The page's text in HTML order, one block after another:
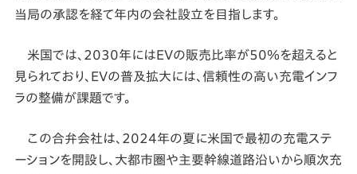
当局の承認を経て年内の会社設立を目指します。
米国では、2030年にはEVの販売比率が50％を超えると
見られており、EVの普及拡大には、信頼性の高い充電インフ
ラの整備が課題です。
この合弁会社は、2024年の夏に米国で最初の充電ステ
ーションを開設し、大都市圏や主要幹線道路沿いから順次充